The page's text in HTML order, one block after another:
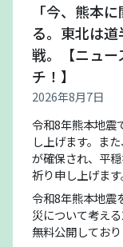
「今、熊本
る。東北は
戦。【ニュー
チ！】
2026年8月7日
令和8年熊本地震
し上げます。ま
が確保され、平
祈り申し上げます
令和8年熊本地震
災について考え
無料公開しており